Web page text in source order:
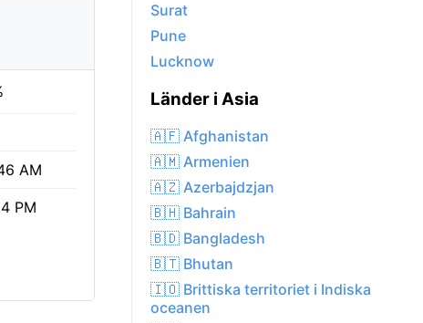
AM
PM
Surat
Pune
Lucknow
Länder i Asia
🇦🇫 Afghanistan
🇦🇲 Armenien
🇦🇿 Azerbajdzjan
🇧🇭 Bahrain
🇧🇩 Bangladesh
🇧🇹 Bhutan
🇮🇴 Brittiska territoriet i Indiska
oceanen